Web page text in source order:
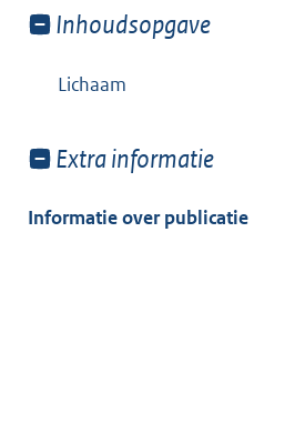
Toon
van:
Inhoudsopgave
Lichaam
Toon
van:
Extra informatie
Informatie over publicatie